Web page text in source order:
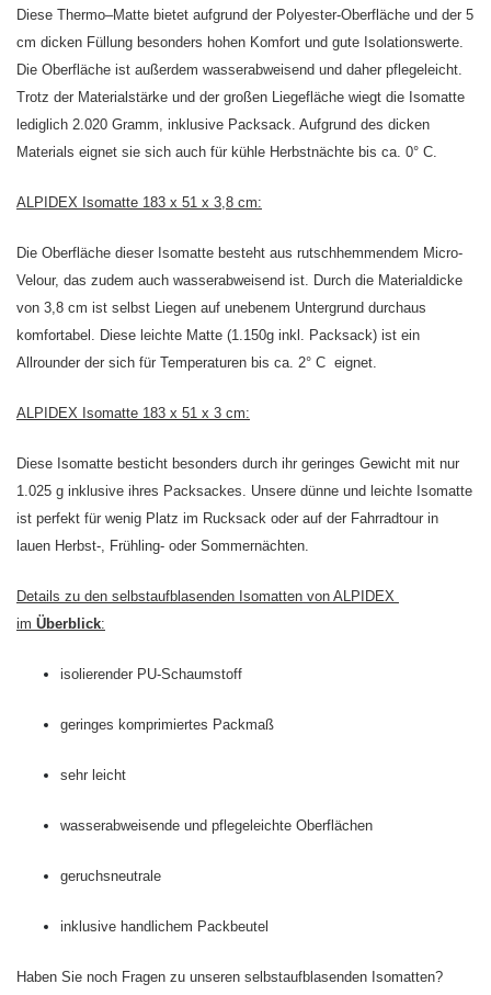
Diese Thermo–Matte bietet aufgrund der Polyester-Oberfläche und der 5
cm dicken Füllung besonders hohen Komfort und gute Isolationswerte.
Die Oberfläche ist außerdem wasserabweisend und daher pflegeleicht.
Trotz der Materialstärke und der großen Liegefläche wiegt die Isomatte
lediglich 2.020 Gramm, inklusive Packsack. Aufgrund des dicken
Materials eignet sie sich auch für kühle Herbstnächte bis ca. 0° C.
ALPIDEX Isomatte 183 x 51 x 3,8 cm:
Die Oberfläche dieser Isomatte besteht aus rutschhemmendem Micro-
Velour, das zudem auch wasserabweisend ist. Durch die Materialdicke
von 3,8 cm ist selbst Liegen auf unebenem Untergrund durchaus
komfortabel. Diese leichte Matte (1.150g inkl. Packsack) ist ein
Allrounder der sich für Temperaturen bis ca. 2° C eignet.
ALPIDEX Isomatte 183 x 51 x 3 cm:
Diese Isomatte besticht besonders durch ihr geringes Gewicht mit nur
1.025 g inklusive ihres Packsackes. Unsere dünne und leichte Isomatte
ist perfekt für wenig Platz im Rucksack oder auf der Fahrradtour in
lauen Herbst-, Frühling- oder Sommernächten.
Details zu den selbstaufblasenden Isomatten von ALPIDEX
im Überblick:
isolierender PU-Schaumstoff
geringes komprimiertes Packmaß
sehr leicht
wasserabweisende und pflegeleichte Oberflächen
geruchsneutrale
inklusive handlichem Packbeutel
Haben Sie noch Fragen zu unseren selbstaufblasenden Isomatten?